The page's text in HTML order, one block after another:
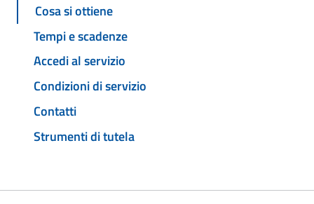
Cosa si ottiene
Tempi e scadenze
Accedi al servizio
Condizioni di servizio
Contatti
Strumenti di tutela